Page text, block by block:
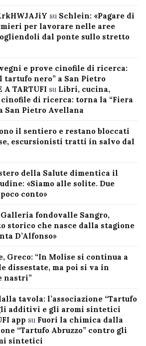
su Schlein: «Pagare di
per lavorare nelle aree
dal ponte sullo stretto
e prove cinofile di ricerca:
tartufo nero” a San Pietro
A TARTUFI su Libri, cucina,
di ricerca: torna la “Fiera
San Pietro Avellana
il sentiero e restano bloccati
escursionisti tratti in salvo dal
della Salute dimentica il
«Siamo alle solite. Due
conto»
Galleria fondovalle Sangro,
storico che nasce dalla stagione
D’Alfonso»
Greco: “In Molise si continua a
dissestate, ma poi si va in
nastri”
tavola: l’associazione “Tartufo
additivi e gli aromi sintetici
app su Fuori la chimica dalla
“Tartufo Abruzzo” contro gli
sintetici